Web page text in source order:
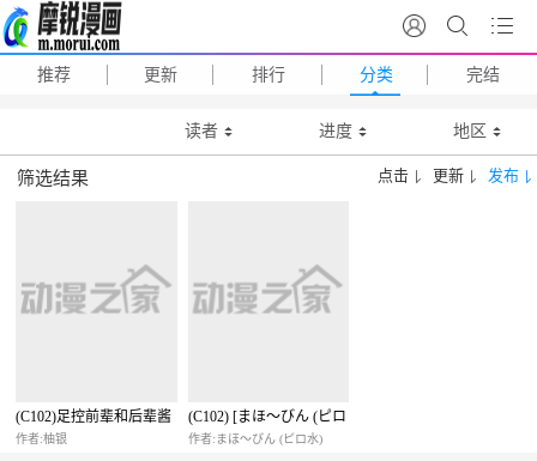
推荐 更新 排行 分类 完结
读者 进度 地区
筛选结果 发布
更新
点击
(C102)足控前辈和后辈酱
作者:柚银
(C102) [まほ～びん (ピロ
水)] はにかみ彼女6 (オリ
作者:まほ～びん (ピロ水)